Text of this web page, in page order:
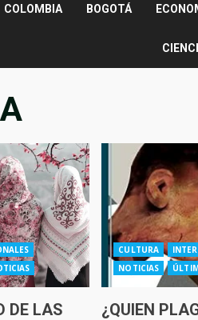
COLOMBIA BOGOTÁ
DE LAS
CULTURA
NOTICIAS
¿QUIEN